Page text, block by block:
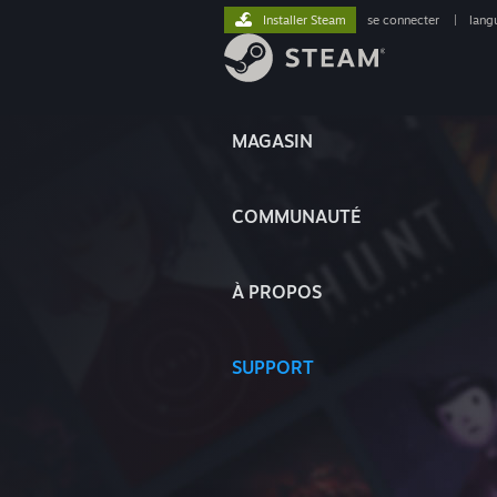
MAGASIN
COMMUNAUTÉ
À PROPOS
SUPPORT
Installer Steam se connecter